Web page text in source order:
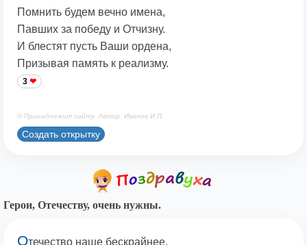
Помнить будем вечно имена,
Павших за победу и Отчизну.
И блестят пусть Ваши ордена,
Призывая память к реализму.
3
© Принадлежит сайту. Автор: Иванов И.П.
Создать открытку
Герои, Отечеству, очень нужны.
Отечество наше бескрайнее,